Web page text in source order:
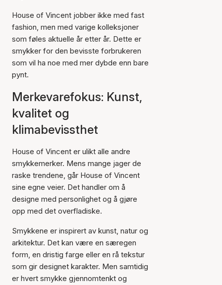
House of Vincent jobber ikke med fast
fashion, men med varige kolleksjoner
som føles aktuelle år etter år. Dette er
smykker for den bevisste forbrukeren
som vil ha noe med mer dybde enn bare
pynt.
Merkevarefokus: Kunst,
kvalitet og
klimabevissthet
House of Vincent er ulikt alle andre
smykkemerker. Mens mange jager de
raske trendene, går House of Vincent
sine egne veier. Det handler om å
designe med personlighet og å gjøre
opp med det overfladiske.
Smykkene er inspirert av kunst, natur og
arkitektur. Det kan være en særegen
form, en dristig farge eller en rå tekstur
som gir designet karakter. Men samtidig
er hvert smykke gjennomtenkt og